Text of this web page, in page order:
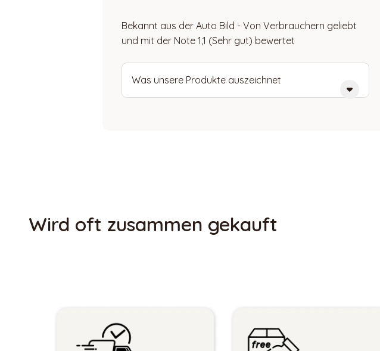
Bekannt aus der Auto Bild - Von Verbrauchern geliebt
und mit der Note 1,1 (Sehr gut) bewertet
Was unsere Produkte auszeichnet